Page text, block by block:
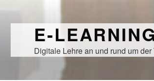
E-
Digitale Lehre an und rund um